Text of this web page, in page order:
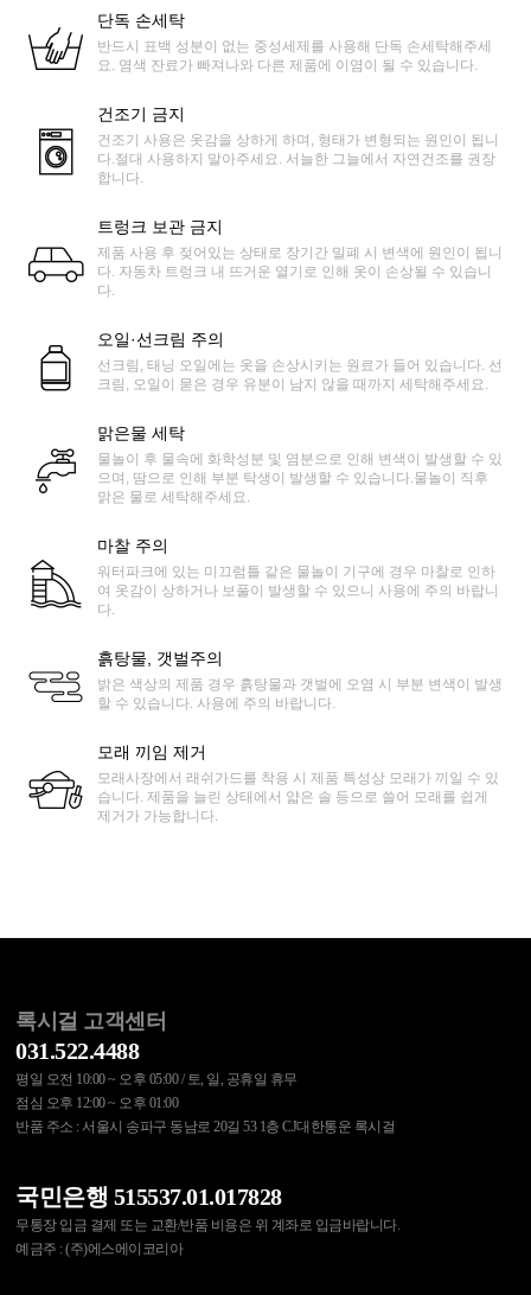
단독 손세탁
반드시 표백 성분이 없는 중성세제를 사용해 단독 손세탁해주세
요. 염색 잔료가 빠져나와 다른 제품에 이염이 될 수 있습니다.
건조기 금지
건조기 사용은 옷감을 상하게 하며, 형태가 변형되는 원인이 됩니
다.절대 사용하지 말아주세요. 서늘한 그늘에서 자연건조를 권장
합니다.
트렁크 보관 금지
제품 사용 후 젖어있는 상태로 장기간 밀폐 시 변색에 원인이 됩니
다. 자동차 트렁크 내 뜨거운 열기로 인해 옷이 손상될 수 있습니
다.
오일·선크림 주의
선크림, 태닝 오일에는 옷을 손상시키는 원료가 들어 있습니다. 선
크림, 오일이 묻은 경우 유분이 남지 않을 때까지 세탁해주세요.
맑은물 세탁
물놀이 후 물속에 화학성분 및 염분으로 인해 변색이 발생할 수 있
으며, 땀으로 인해 부분 탁생이 발생할 수 있습니다.물놀이 직후
맑은 물로 세탁해주세요.
마찰 주의
워터파크에 있는 미끄럼틀 같은 물놀이 기구에 경우 마찰로 인하
여 옷감이 상하거나 보풀이 발생할 수 있으니 사용에 주의 바랍니
다.
흙탕물, 갯벌주의
밝은 색상의 제품 경우 흙탕물과 갯벌에 오염 시 부분 변색이 발생
할 수 있습니다. 사용에 주의 바랍니다.
모래 끼임 제거
모래사장에서 래쉬가드를 착용 시 제품 특성상 모래가 끼일 수 있
습니다. 제품을 늘린 상태에서 얇은 솔 등으로 쓸어 모래를 쉽게
제거가 가능합니다.
록시걸 고객센터
031.522.4488
평일 오전 10:00 ~ 오후 05:00 / 토, 일, 공휴일 휴무
점심 오후 12:00 ~ 오후 01:00
반품 주소 : 서울시 송파구 동남로 20길 53 1층 CJ대한통운 록시걸
국민은행 515537.01.017828
무통장 입금 결제 또는 교환/반품 비용은 위 계좌로 입금바랍니다.
예금주 : (주)에스에이코리아